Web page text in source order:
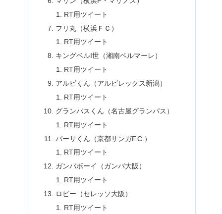
RT用ツイート
フリ丸（横浜ＦＣ）
RT用ツイート
キングベルI世（湘南ベルマーレ）
RT用ツイート
アルビくん（アルビレックス新潟）
RT用ツイート
グランパスくん（名古屋グランパス）
RT用ツイート
パーサくん（京都サンガF.C.）
RT用ツイート
ガンバボーイ（ガンバ大阪）
RT用ツイート
ロビー（セレッソ大阪）
RT用ツイート